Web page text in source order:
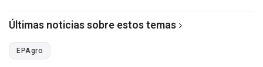
Últimas noticias sobre estos temas
EPAgro